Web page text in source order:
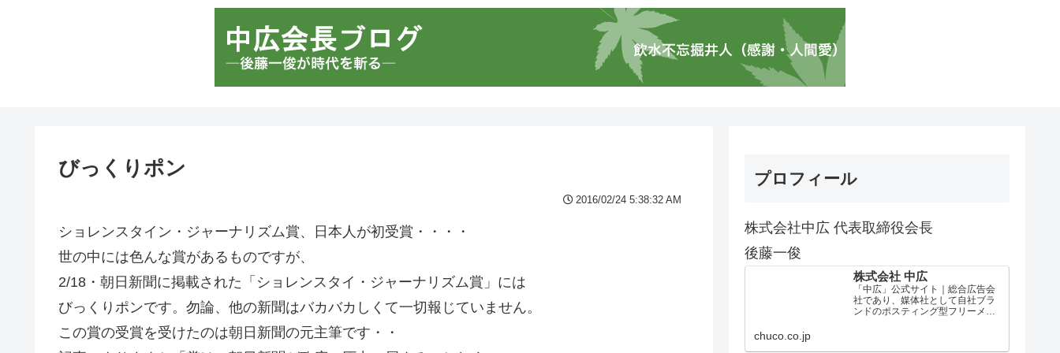
びっくりポン
2016/02/24 5:38:32 AM
ショレンスタイン・ジャーナリズム賞、日本人が初受賞・・・・
世の中には色んな賞があるものですが、
2/18・朝日新聞に掲載された「ショレンスタイ・ジャーナリズム賞」には
びっくりポンです。勿論、他の新聞はバカバカしくて一切報じていません。
この賞の受賞を受けたのは朝日新聞の元主筆です・・
プロフィール
株式会社中広 代表取締役会長
後藤一俊
株式会社 中広
「中広」公式サイト｜総合広告会
社であり、媒体社として自社ブラ
ンドのポスティング型フリーメデ
chuco.co.jp